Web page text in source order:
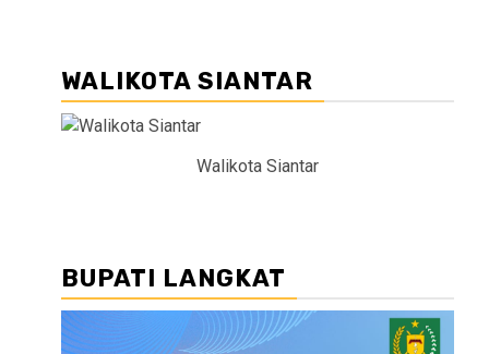
WALIKOTA SIANTAR
Walikota Siantar
BUPATI LANGKAT